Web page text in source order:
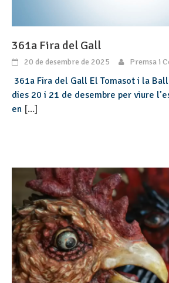
361a Fira del Gall
20 de desembre de 2025 Premsa i
361a Fira del Gall El Tomasot i la
dies 20 i 21 de desembre per viure
en [...]